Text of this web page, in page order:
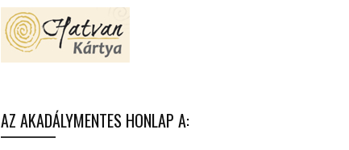
AZ AKADÁLYMENTES HONLAP A: